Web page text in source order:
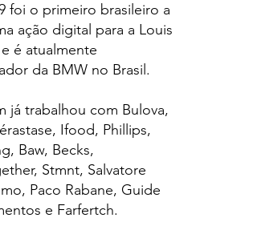
foi o primeiro brasileiro a
ação digital para a Louis
é atualmente
da BMW no Brasil.
já trabalhou com Bulova,
Ifood, Phillips,
Baw, Becks,
Stmnt, Salvatore
Paco Rabane, Guide
e Farfertch.